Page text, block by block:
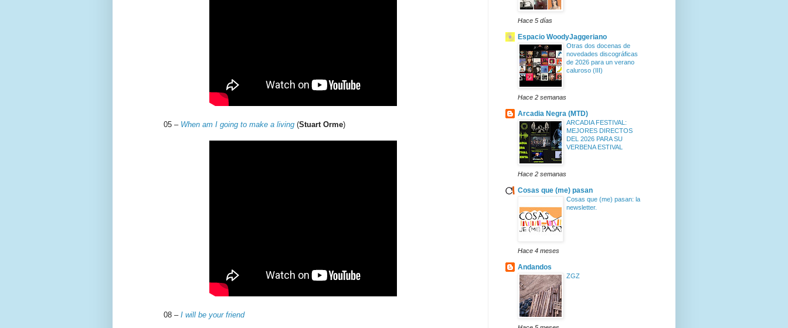
05 – When am I going to make a living (Stuart Orme)
08 –I will be your friend
Hace 5 días
Espacio WoodyJaggeriano
Otras dos docenas de
novedades discográficas
de 2026 para un verano
caluroso (III)
Hace 2 semanas
Arcadia Negra (MTD)
ARCADIA FESTIVAL:
MEJORES DIRECTOS
DEL 2026 PARA SU
VERBENA ESTIVAL
Hace 2 semanas
Cosas que (me) pasan
Cosas que (me) pasan: la
newsletter.
Hace 4 meses
Andandos
ZGZ